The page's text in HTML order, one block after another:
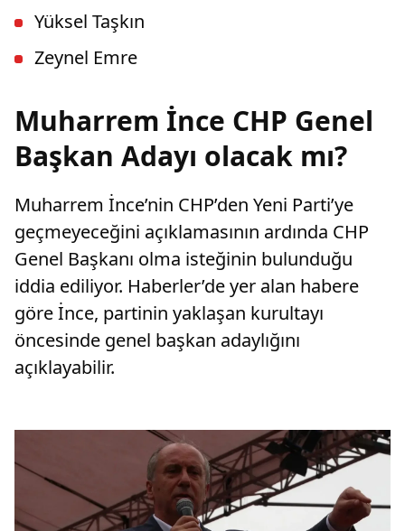
Yüksel Taşkın
Zeynel Emre
Muharrem İnce CHP Genel
Başkan Adayı olacak mı?
Muharrem İnce’nin CHP’den Yeni Parti’ye
geçmeyeceğini açıklamasının ardında CHP
Genel Başkanı olma isteğinin bulunduğu
iddia ediliyor. Haberler’de yer alan habere
göre İnce, partinin yaklaşan kurultayı
öncesinde genel başkan adaylığını
açıklayabilir.